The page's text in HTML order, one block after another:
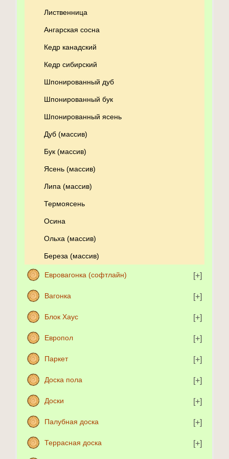
Лиственница
Ангарская сосна
Кедр канадский
Кедр сибирский
Шпонированный дуб
Шпонированный бук
Шпонированный ясень
Дуб (массив)
Бук (массив)
Ясень (массив)
Липа (массив)
Термоясень
Осина
Ольха (массив)
Береза (массив)
Евровагонка (софтлайн)
Вагонка
Блок Хаус
Европол
Паркет
Доска пола
Доски
Палубная доска
Террасная доска